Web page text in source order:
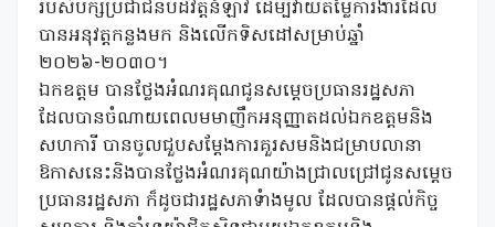
របស់បក្សប្រជាជនបដិវត្តន៍ឡាវ ដើម្បីវាយតម្លៃការងារដែល
បានអនុវត្តកន្លងមក និងលើកទិសដៅសម្រាប់ឆ្នាំ
២០២៦-២០៣០។
ឯកឧត្តម បានថ្លែងអំណរគុណជូនសម្តេចប្រធានរដ្ឋសភា
ដែលបានចំណាយពេលមមាញឹកអនុញ្ញាតដល់ឯកឧត្តមនិង
សហការី បានចូលជួបសម្តែងការគួរសមនិងជម្រាបលានា
ឱកាសនេះនិងបានថ្លែងអំណរគុណយ៉ាងជ្រាលជ្រៅជូនសម្តេច
ប្រធានរដ្ឋសភា ក៏ដូចជារដ្ឋសភាទំាងមូល ដែលបានផ្តល់កិច្ច